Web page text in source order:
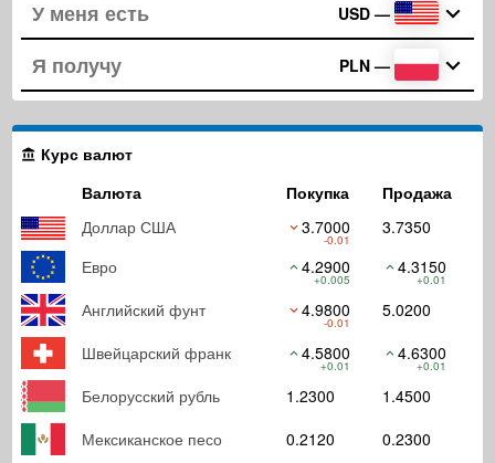
USD —
PLN —
Курс валют
Валюта
Покупка
Продажа
Доллар США
3.7000
-0.01
3.7350
Евро
4.2900
+0.005
4.3150
+0.01
Английский фунт 4.9800
-0.01
5.0200
Швейцарский франк
4.5800
+0.01
4.6300
+0.01
Белорусский рубль 1.2300
1.4500
Мексиканское песо
0.2120
0.2300